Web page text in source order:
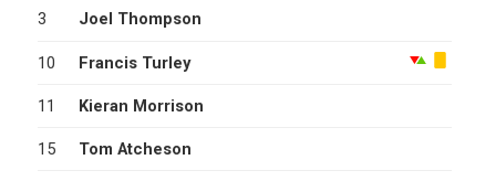
3 Joel Thompson
10 Francis Turley
11 Kieran Morrison
15 Tom Atcheson